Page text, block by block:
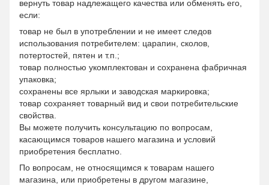
вернуть товар надлежащего качества или обменять его,
если:
товар не был в употреблении и не имеет следов
использования потребителем: царапин, сколов,
потертостей, пятен и т.п.;
товар полностью укомплектован и сохранена фабричная
упаковка;
сохранены все ярлыки и заводская маркировка;
товар сохраняет товарный вид и свои потребительские
свойства.
Вы можете получить консультацию по вопросам,
касающимся товаров нашего магазина и условий
приобретения бесплатно.
По вопросам, не относящимся к товарам нашего
магазина, или приобретены в другом магазине,